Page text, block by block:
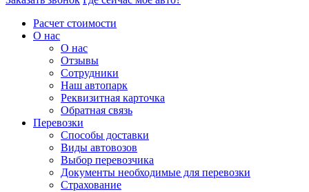
Расчет стоимости
О нас
О нас
Отзывы
Сотрудники
Наш автопарк
Реквизитная карточка
Обратная связь
Перевозки
Способы доставки
Виды автовозов
Выбор перевозчика
Документы необходимые для перевозки
Страхование